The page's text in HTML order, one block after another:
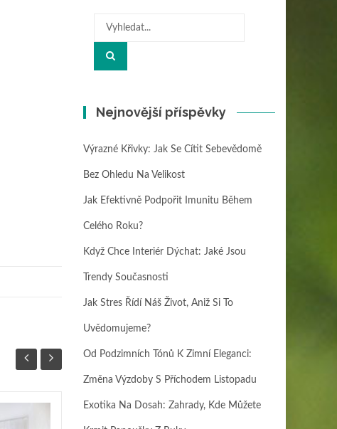
Hledat:
Nejnovější příspěvky
Výrazné Křivky: Jak Se Cítit Sebevědomě
Bez Ohledu Na Velikost
Jak Efektivně Podpořit Imunitu Během
Celého Roku?
Když Chce Interiér Dýchat: Jaké Jsou
Trendy Současnosti
Jak Stres Řídí Náš Život, Aniž Si To
Uvědomujeme?
Od Podzimních Tónů K Zimní Eleganci:
Změna Výzdoby S Příchodem Listopadu
Exotika Na Dosah: Zahrady, Kde Můžete